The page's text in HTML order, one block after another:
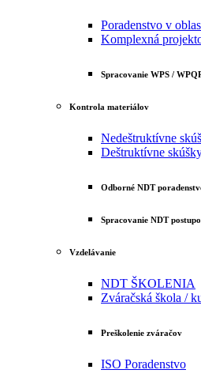
Poradenstvo v
Komplexná
Spracovanie WPS /
Kontrola materiálov
Nedeštruktívne
Deštruktívne
Odborné NDT
Spracovanie NDT
Vzdelávanie
NDT ŠKOLENIA
Zváračská škola /
Preškolenie zváračov
ISO Poradenstvo